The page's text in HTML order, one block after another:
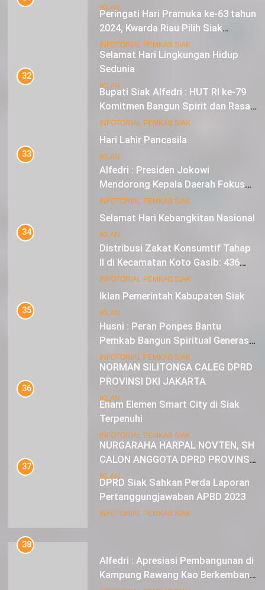
IKLAN
Selamat Hari Lingkungan Hidup
Sedunia
IKLAN
Hari Lahir Pancasila
IKLAN
Selamat Hari Kebangkitan Nasional
IKLAN
Iklan Pemerintah Kabupaten Siak
IKLAN
NORMAN SILITONGA CALEG DPRD
PROVINSI DKI JAKARTA
IKLAN
NURGARAHA HARPAL NOVTEN, SH
CALON ANGGOTA DPRD PROVINSI
DKI JAKARTA
IKLAN
Peringati Hari Pramuka ke-63 tahun
2024, Kwarda Riau Pilih Siak
Sebagai Tuan Rumah
32
Bupati Siak Alfedri : HUT RI ke-79
Komitmen Bangun Spirit dan Rasa
33
Alfedri : Presiden Jokowi
Mendorong Kepala Daerah Fokus
pada Inflasi dan Pilkada Serentak
34
Distribusi Zakat Konsumtif Tahap
II di Kecamatan Koto Gasib: 436
35
Husni : Peran Ponpes Bantu
Pemkab Bangun Spiritual Generasi
36
Enam Elemen Smart City di Siak
Terpenuhi
37
DPRD Siak Sahkan Perda Laporan
Pertanggungjawaban APBD 2023
38
Alfedri : Apresiasi Pembangunan di
Kampung Rawang Kao Berkembang
Pesat